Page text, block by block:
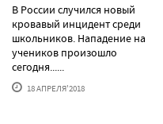
В России случился новый
кровавый инцидент среди
школьников. Нападение на
учеников произошло
сегодня......
18 АПРЕЛЯ'2018